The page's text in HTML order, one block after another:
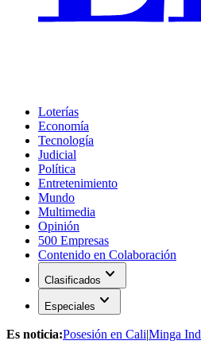
Loterías
Economía
Tecnología
Judicial
Política
Entretenimiento
Mundo
Multimedia
Opinión
500 Empresas
Contenido en Colaboración
Clasificados expand_more
Especiales expand_more
Es noticia:Posesión en Cali|Minga